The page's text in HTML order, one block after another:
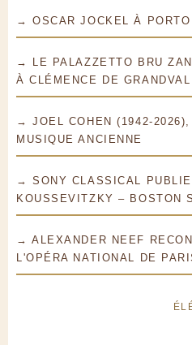
→ OSCAR JOCKEL À PORTO
→ LE PALAZZETTO BRU
À CLÉMENCE DE GRANDVAL
→ JOEL COHEN (1942-
MUSIQUE ANCIENNE
→ SONY CLASSICAL
KOUSSEVITZKY – BOSTON
→ ALEXANDER NEEF
L'OPÉRA NATIONAL DE